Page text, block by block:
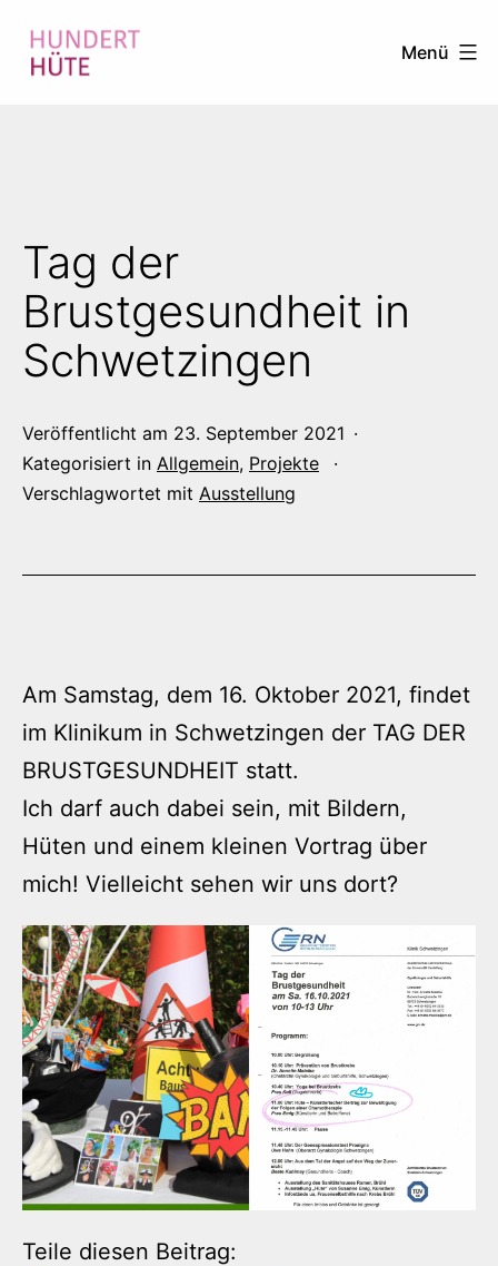
Inhalt
Menü
Tag der
Brustgesundheit in
Schwetzingen
Veröffentlicht am 23. September 2021
Kategorisiert in Allgemein, Projekte
Verschlagwortet mit Ausstellung
Am Samstag, dem 16. Oktober 2021, findet
im Klinikum in Schwetzingen der TAG DER
BRUSTGESUNDHEIT statt.
Ich darf auch dabei sein, mit Bildern,
Hüten und einem kleinen Vortrag über
mich! Vielleicht sehen wir uns dort?
Teile diesen Beitrag: